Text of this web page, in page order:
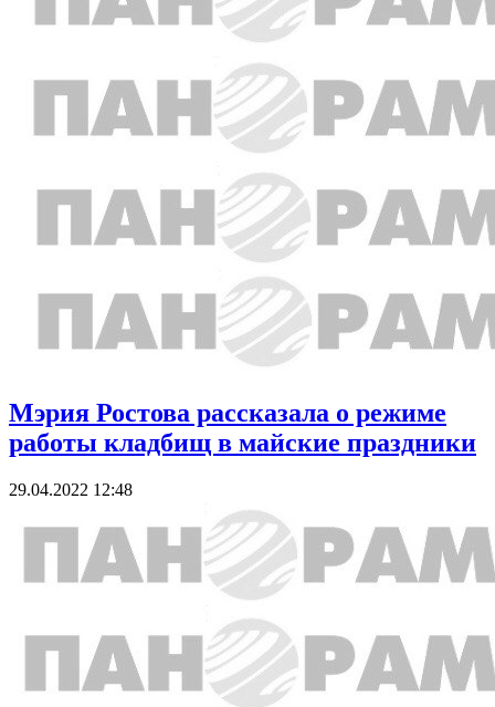
Мэрия Ростова рассказала о режиме
работы кладбищ в майские праздники
29.04.2022 12:48